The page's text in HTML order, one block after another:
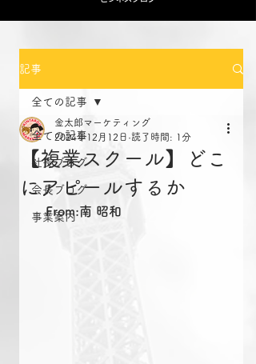
記事
全ての記事
社長ブログ
会長ブログ
事業案内
全ての記事
【複業スクール】どこ
にアピールするか
金太郎マーケティング
2024年12月12日 読了時間: 1分
From:南 昭和